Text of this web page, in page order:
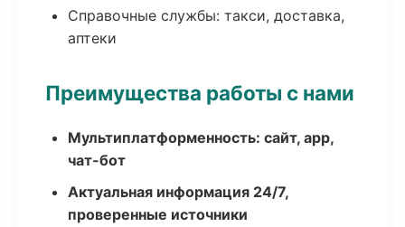
Справочные службы: такси, доставка,
аптеки
Преимущества работы с нами
Мультиплатформенность: сайт, app,
чат-бот
Актуальная информация 24/7,
проверенные источники